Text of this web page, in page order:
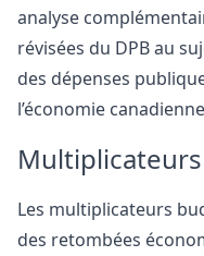
analyse
révisées du DPB au
des dépenses
l’économie
Les multiplicateurs
des retombées